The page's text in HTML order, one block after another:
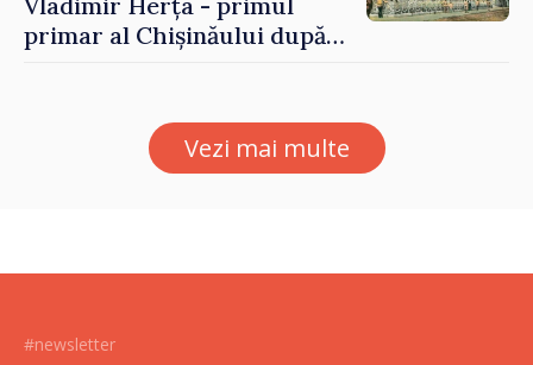
primar al Chișinăului după
Vezi mai multe
#newsletter